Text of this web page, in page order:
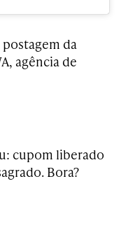
da
agência de
cupom liberado
Bora?